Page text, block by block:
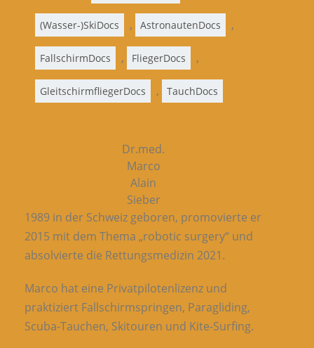
(Wasser-)SkiDocs , AstronautenDocs ,
FallschirmDocs , FliegerDocs ,
GleitschirmfliegerDocs , TauchDocs
Dr.med.
Marco
Alain
Sieber
1989 in der Schweiz geboren, promovierte er
2015 mit dem Thema „robotic surgery“ und
absolvierte die Rettungsmedizin 2021.
Marco hat eine Privatpilotenlizenz und
praktiziert Fallschirmspringen, Paragliding,
Scuba-Tauchen, Skitouren und Kite-Surfing.